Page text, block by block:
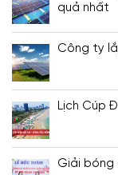
quả nhất
Công ty
Lịch Cúp
Giải bóng